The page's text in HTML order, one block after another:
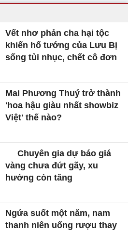
Vết nhơ phản cha hại tộc
khiến hổ tướng của Lưu Bị
sống tủi nhục, chết cô đơn
Mai Phương Thuý trở thành
'hoa hậu giàu nhất showbiz
Việt' thế nào?
Chuyên gia dự báo giá
vàng chưa đứt gãy, xu
hướng còn tăng
Ngứa suốt một năm, nam
thanh niên uống rượu thay